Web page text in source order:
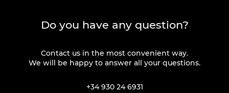
Do you have any question?
Contact us in the most convenient way.
We will be happy to answer all your questions.
+34 930 24 6931